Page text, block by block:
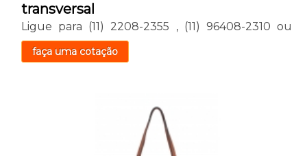
transversal
Ligue para (11) 2208-2355 , (11) 96408-2310 ou
faça uma cotação